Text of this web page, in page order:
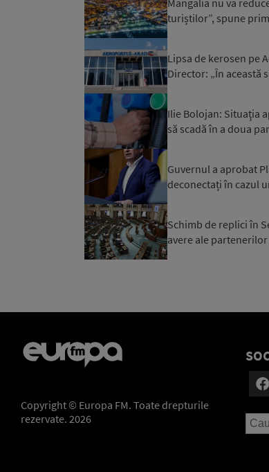
Mangalia nu va
turiștilor”, spune
Lipsa de kerosen pe
Director: „În această
Ilie Bolojan: Situaţia
să scadă în a doua
Guvernul a aprobat
deconectați în cazul
Schimb de replici în
avere ale
Copyright © Europa FM. Toate drepturile
rezervate. 2026